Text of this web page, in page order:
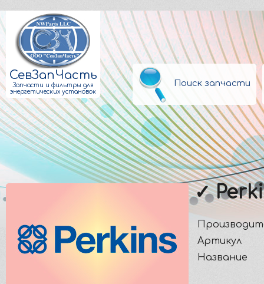
СевЗапЧасть
Запчасти и фильтры для
энергетических установок
Поиск запчасти
✓
Артикул
Название